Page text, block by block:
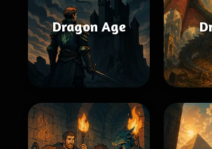
Dragon Age